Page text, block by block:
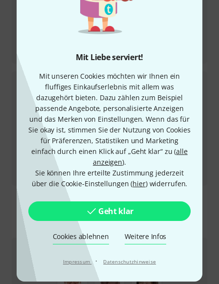
Mit Liebe serviert!
Mit unseren Cookies möchten wir Ihnen ein
fluffiges Einkaufserlebnis mit allem was
dazugehört bieten. Dazu zählen zum Beispiel
passende Angebote, personalisierte Anzeigen
und das Merken von Einstellungen. Wenn das für
Sie okay ist, stimmen Sie der Nutzung von Cookies
für Präferenzen, Statistiken und Marketing
einfach durch einen Klick auf „Geht klar“ zu (alle
anzeigen).
Sie können Ihre erteilte Zustimmung jederzeit
über die Cookie-Einstellungen (hier) widerrufen.
Geht klar
Cookies ablehnen Weitere Infos
Impressum · Datenschutzhinweise
Testbericht
4003 JG
So erreichen Sie uns
Kundenservice